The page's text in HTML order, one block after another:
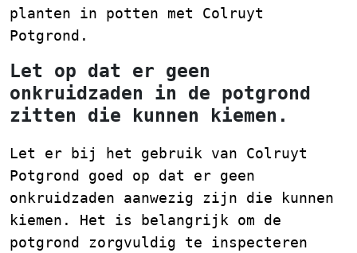
planten in potten met Colruyt
Potgrond.
Let op dat er geen
onkruidzaden in de potgrond
zitten die kunnen kiemen.
Let er bij het gebruik van Colruyt
Potgrond goed op dat er geen
onkruidzaden aanwezig zijn die kunnen
kiemen. Het is belangrijk om de
potgrond zorgvuldig te inspecteren